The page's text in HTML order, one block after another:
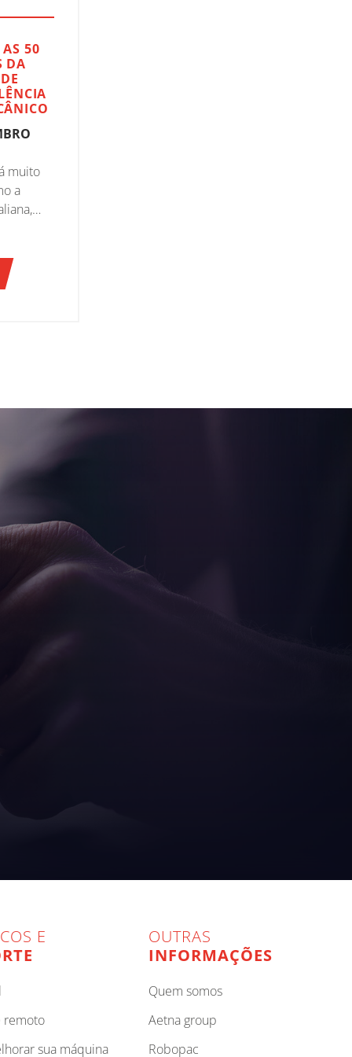
50
DA
muito
a
E
remoto
sua máquina
OUTRAS
INFORMAÇÕES
quem somos
aetna group
robopac